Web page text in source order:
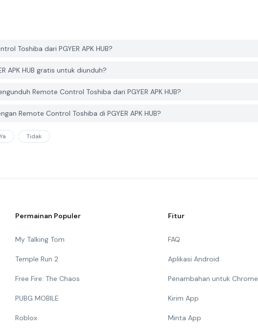
Toshiba dari PGYER APK HUB?
APK HUB gratis untuk diunduh?
Remote Control Toshiba dari PGYER APK HUB?
Remote Control Toshiba di PGYER APK HUB?
Ya Tidak
Permainan Populer
My Talking Tom
Temple Run 2
Free Fire: The Chaos
PUBG MOBILE
Roblox
Fitur
FAQ
Aplikasi Android
Penambahan untuk Chrome
Kirim App
Minta App